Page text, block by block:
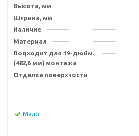
Высота, мм
Ширина, мм
Наличие
Материал
Подходит для 19-дюйм.
(482,6 мм) монтажа
Отделка поверхности
Мало